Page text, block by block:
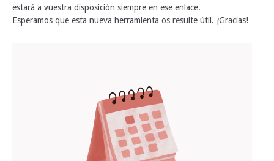
estará a vuestra disposición siempre en ese enlace.
Esperamos que esta nueva herramienta os resulte útil. ¡Gracias!